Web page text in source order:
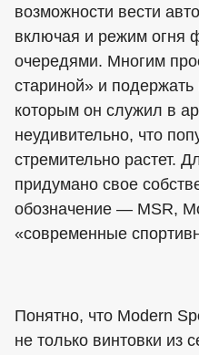
возможности вести
включая и режим огня
очередями. Многим
стариной» и
которым он служил в
неудивительно, что
стремительно растет.
придумано свое
обозначение — MSR,
«современные
Понятно, что Modern
не только винтовки из